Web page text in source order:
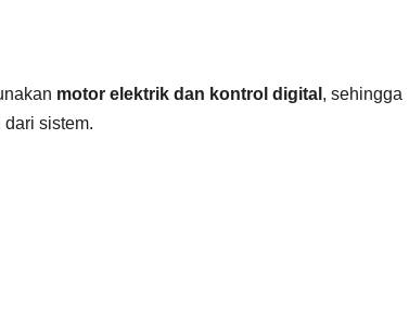
motor elektrik dan kontrol digital , sehingga
sistem.